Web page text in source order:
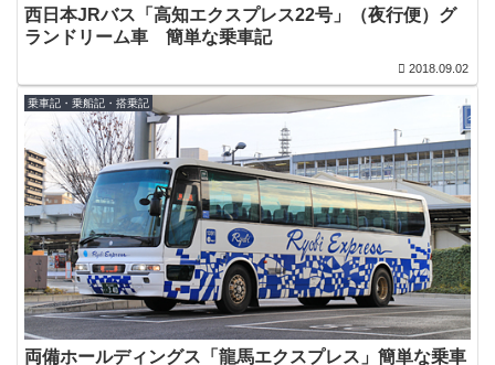
西日本JRバス「高知エクスプレス22号」（夜行便）グ
ランドリーム車 簡単な乗車記
2018.09.02
乗車記・乗船記・搭乗記
両備ホールディングス「龍馬エクスプレス」簡単な乗車